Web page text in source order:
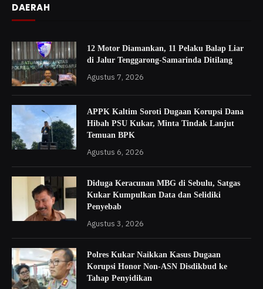
DAERAH
12 Motor Diamankan, 11 Pelaku Balap Liar
di Jalur Tenggarong-Samarinda Ditilang
Agustus 7, 2026
APPK Kaltim Soroti Dugaan Korupsi Dana
Hibah PSU Kukar, Minta Tindak Lanjut
Temuan BPK
Agustus 6, 2026
Diduga Keracunan MBG di Sebulu, Satgas
Kukar Kumpulkan Data dan Selidiki
Penyebab
Agustus 3, 2026
Polres Kukar Naikkan Kasus Dugaan
Korupsi Honor Non-ASN Disdikbud ke
Tahap Penyidikan